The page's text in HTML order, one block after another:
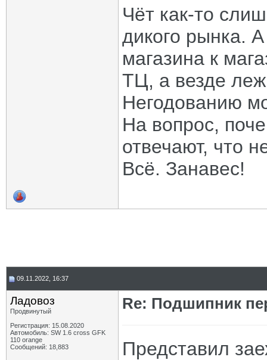
Чёт как-то
дикого рынка.
магазина к
ТЦ, а везде
Негодованию
На вопрос,
отвечают, что
Всё. Занавес!
09.11.2022, 16:37
Ладовоз
Продвинутый
Регистрация: 15.08.2020
Автомобиль: SW 1.6 cross GFK
110 orange
Сообщений: 18,883
Re: Подшипник
Представил